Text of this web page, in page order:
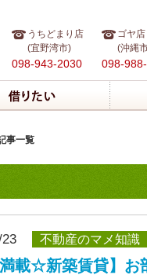
うちどまり店
(宜野湾市)
098-943-2030
ゴヤ店
(沖縄
098-
事一覧
不動産のマメ知識
満載☆新築賃貸】